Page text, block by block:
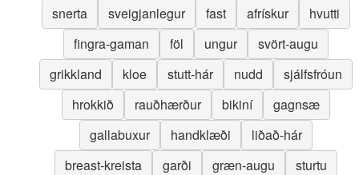
snerta
sveigjanlegur fast afrískur
hvutti
fingra-gaman
föl ungur
svört-augu
grikkland
kloe stutt-hár nudd
sjálfsfróun
hrokkið
rauðhærður bikiní
gagnsæ
gallabuxur
handklæði
liðað-hár
breast-kreista
garði græn-augu
sturtu